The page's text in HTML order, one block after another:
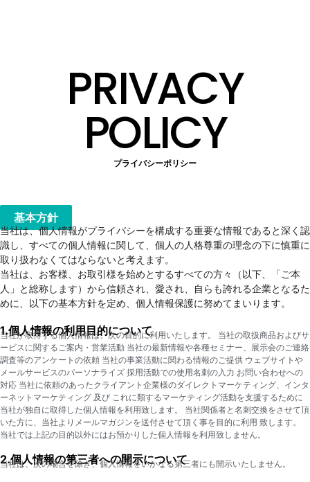
PRIVACY
POLICY
プライバシーポリシー
基本方針
当社は、個人情報がプライバシーを構成する重要な情報であると深く認
識し、すべての個人情報に関して、個人の人格尊重の理念の下に慎重に
取り扱わなくてはならないと考えます。
当社は、お客様、お取引様を始めとするすべての方々（以下、「ご本
人」と総称します）から信頼され、愛され、自らも誇れる企業となるた
めに、以下の基本方針を定め、個人情報保護に努めてまいります。
1.個人情報の利用目的について
当社が取得する個人情報は、次の目的に利用いたします。 当社の取扱商品およびサ
ービスに関するご案内・営業活動 当社の最新情報や各種セミナー、展示会のご連絡
調査等のアンケートの依頼 当社の事業活動に関わる情報のご提供 ウェブサイトや
メールサービスのパーソナライズ 採用活動での使用名刺の入力 お問い合わせへの
対応 当社に依頼のあったクライアント企業様のダイレクトマーケティング、インタ
ーネットマーケティング 及び これに類するマーケティング活動を支援するために
当社が独自に取得した個人情報を利用致します。 当社関係者と名刺交換をさせて頂
いた方に、当社よりメールマガジンを送付させて頂く事を目的に利用 致します。
当社では上記の目的以外にはお預かりした個人情報を利用致しません。
2.個人情報の第三者への開示について
当社は、次の場合を除き、個人情報をいかなる第三者にも開示いたしません。